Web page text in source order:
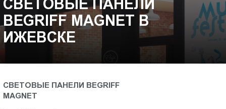
MAGNET
в
Ижевске
СВЕТОВЫЕ ПАНЕЛИ
BEGRIFF MAGNET В
ИЖЕВСКЕ
СВЕТОВЫЕ ПАНЕЛИ BEGRIFF
MAGNET
620016
г.
Екатеринбург
107,
оф.